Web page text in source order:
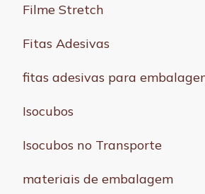
Filme Stretch
Fitas Adesivas
fitas adesivas para
Isocubos
Isocubos no Transporte
materiais de embalagem